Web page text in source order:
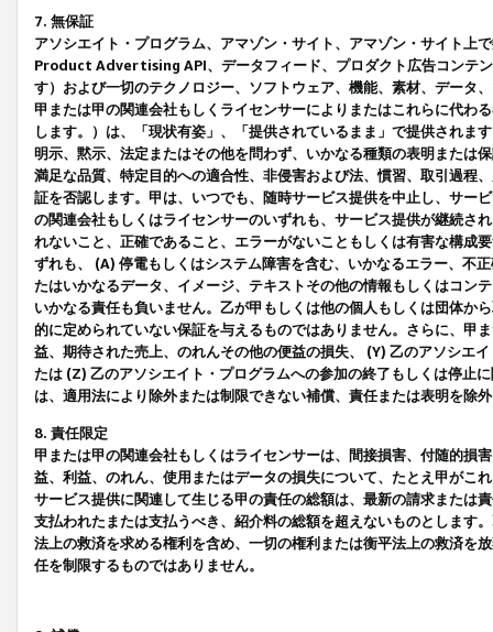
7. 無保証
アソシエイト・プログラム、アマゾン・サイト、アマゾン・サイト上
Product Advertising API、データフィード、プロダクト広告コンテ
す）および一切のテクノロジー、ソフトウェア、機能、素材、データ
甲または甲の関連会社もしくライセンサーによりまたはこれらに代わ
します。）は、「現状有姿」、「提供されているまま」で提供されま
明示、黙示、法定またはその他を問わず、いかなる種類の表明または
満足な品質、特定目的への適合性、非侵害および法、慣習、取引過程
証を否認します。甲は、いつでも、随時サービス提供を中止し、サー
の関連会社もしくはライセンサーのいずれも、サービス提供が継続さ
れないこと、正確であること、エラーがないこともしくは有害な構成
ずれも、 (A) 停電もしくはシステム障害を含む、いかなるエラー、不
たはいかなるデータ、イメージ、テキストその他の情報もしくはコン
いかなる責任も負いません。乙が甲もしくは他の個人もしくは団体か
的に定められていない保証を与えるものではありません。さらに、甲
益、期待された売上、のれんその他の便益の損失、 (Y) 乙のアソシエ
たは (Z) 乙のアソシエイト・プログラムへの参加の終了もしくは停止
は、適用法により除外または制限できない補償、責任または表明を除
8. 責任限定
甲または甲の関連会社もしくはライセンサーは、間接損害、付随的損
益、利益、のれん、使用またはデータの損失について、たとえ甲がこ
サービス提供に関連して生じる甲の責任の総額は、最新の請求または
支払われたまたは支払うべき、紹介料の総額を超えないものとします
法上の救済を求める権利を含め、一切の権利または衡平法上の救済を
任を制限するものではありません。